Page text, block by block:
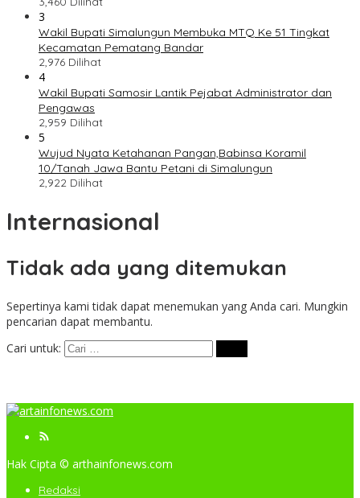
3
Wakil Bupati Simalungun Membuka MTQ Ke 51 Tingkat
Kecamatan Pematang Bandar
2,976 Dilihat
4
Wakil Bupati Samosir Lantik Pejabat Administrator dan
Pengawas
2,959 Dilihat
5
Wujud Nyata Ketahanan Pangan,Babinsa Koramil
10/Tanah Jawa Bantu Petani di Simalungun
2,922 Dilihat
Internasional
Tidak ada yang ditemukan
Sepertinya kami tidak dapat menemukan yang Anda cari. Mungkin
pencarian dapat membantu.
Cari untuk:
Hak Cipta © arthainfonews.com
Redaksi